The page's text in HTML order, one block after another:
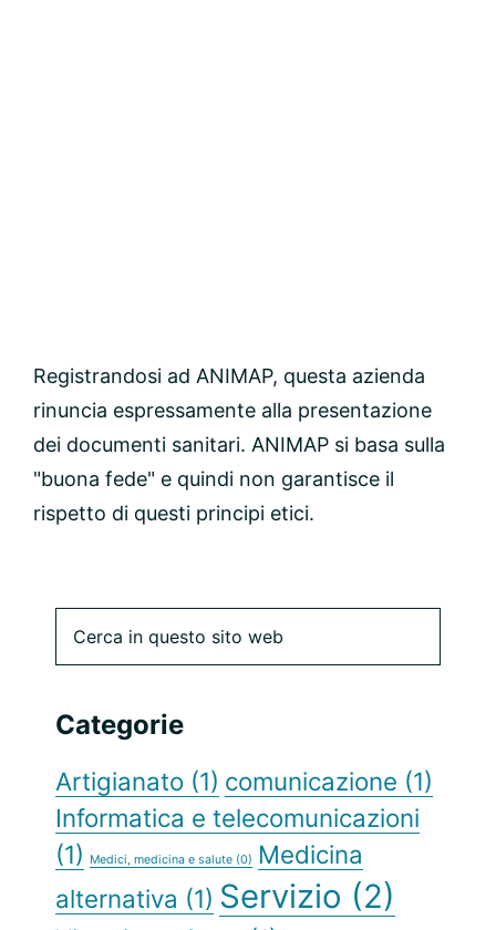
Registrandosi ad ANIMAP, questa azienda
rinuncia espressamente alla presentazione
dei documenti sanitari. ANIMAP si basa sulla
"buona fede" e quindi non garantisce il
rispetto di questi principi etici.
Barra
laterale
primaria
web
Categorie
Artigianato (1) comunicazione (1)
Informatica e telecomunicazioni
(1)
Medici, medicina e salute (0)
Medicina
alternativa (1) Servizio (2)